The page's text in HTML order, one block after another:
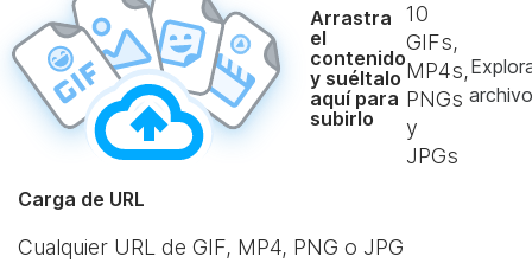
Arrastra
el
contenido
y suéltalo
aquí para
subirlo
10
GIFs,
MP4s,
PNGs
y
JPGs
Carga de URL
Cualquier URL de GIF, MP4, PNG o JPG